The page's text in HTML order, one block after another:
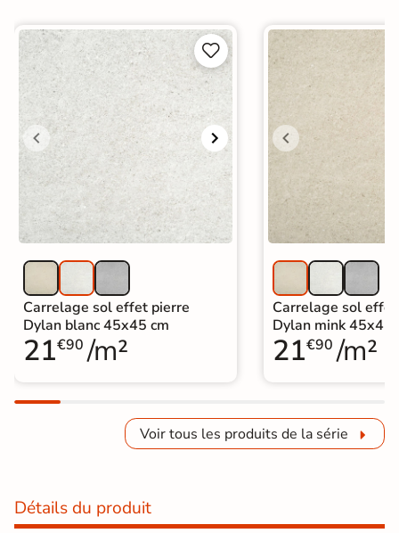


Carrelage sol effet pierre
Dylan blanc 45x45 cm
21€90 /m²
Carrelage sol
Dylan mink 45x45
21€90 /m²
Voir tous les produits de la série
Détails du produit